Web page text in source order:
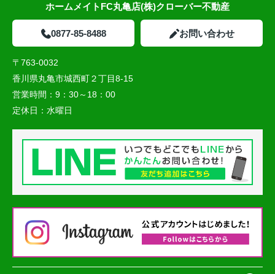
ホームメイトFC丸亀店(株)クローバー不動産
0877-85-8488 お問い合わせ
〒763-0032
香川県丸亀市城西町２丁目8-15
営業時間： 9：30～18：00
定休日： 水曜日